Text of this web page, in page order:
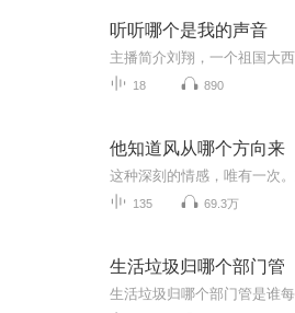
听听哪个是我的声音
18 890
他知道风从哪个方向来
135 69.3万
生活垃圾归哪个部门管